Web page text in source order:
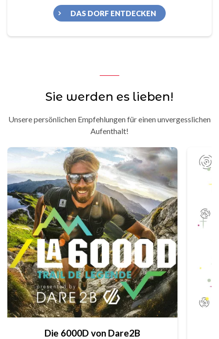
DAS DORF ENTDECKEN
Sie werden es lieben!
Unsere persönlichen Empfehlungen für einen unvergesslichen
Aufenthalt!
Die 6000D von Dare2B